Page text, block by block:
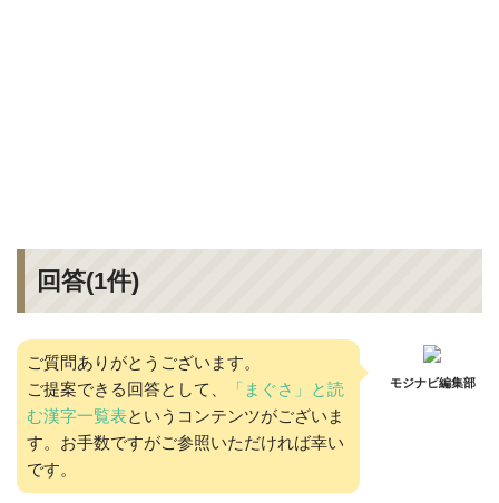
回答(1件)
ご質問ありがとうございます。
ご提案できる回答として、
「まぐさ」と読
む漢字一覧表というコンテンツがございま
す。お手数ですがご参照いただければ幸い
です。
モジナビ編集部